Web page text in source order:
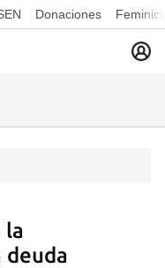
Donaciones
la